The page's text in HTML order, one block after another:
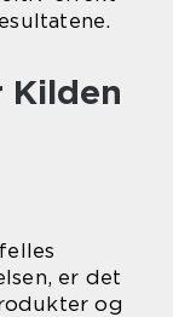
Kilden
er det
og